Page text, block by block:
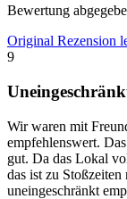
Bewertung
Original Rezension
9
Wir waren mit
empfehlenswert.
gut. Da das Lokal
das ist zu
uneingeschränkt